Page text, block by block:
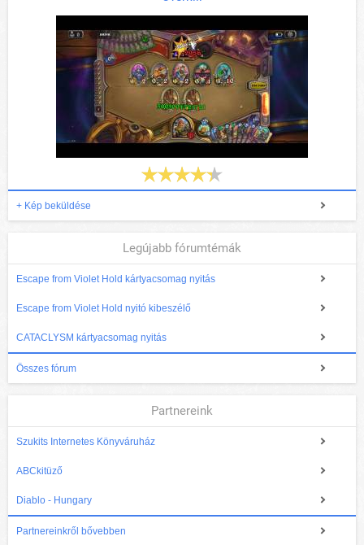
+ Kép beküldése
Legújabb fórumtémák
Escape from Violet Hold kártyacsomag nyitás
Escape from Violet Hold nyitó kibeszélő
CATACLYSM kártyacsomag nyitás
Összes fórum
Partnereink
Szukits Internetes Könyváruház
ABCkitüző
Diablo - Hungary
Partnereinkről bővebben